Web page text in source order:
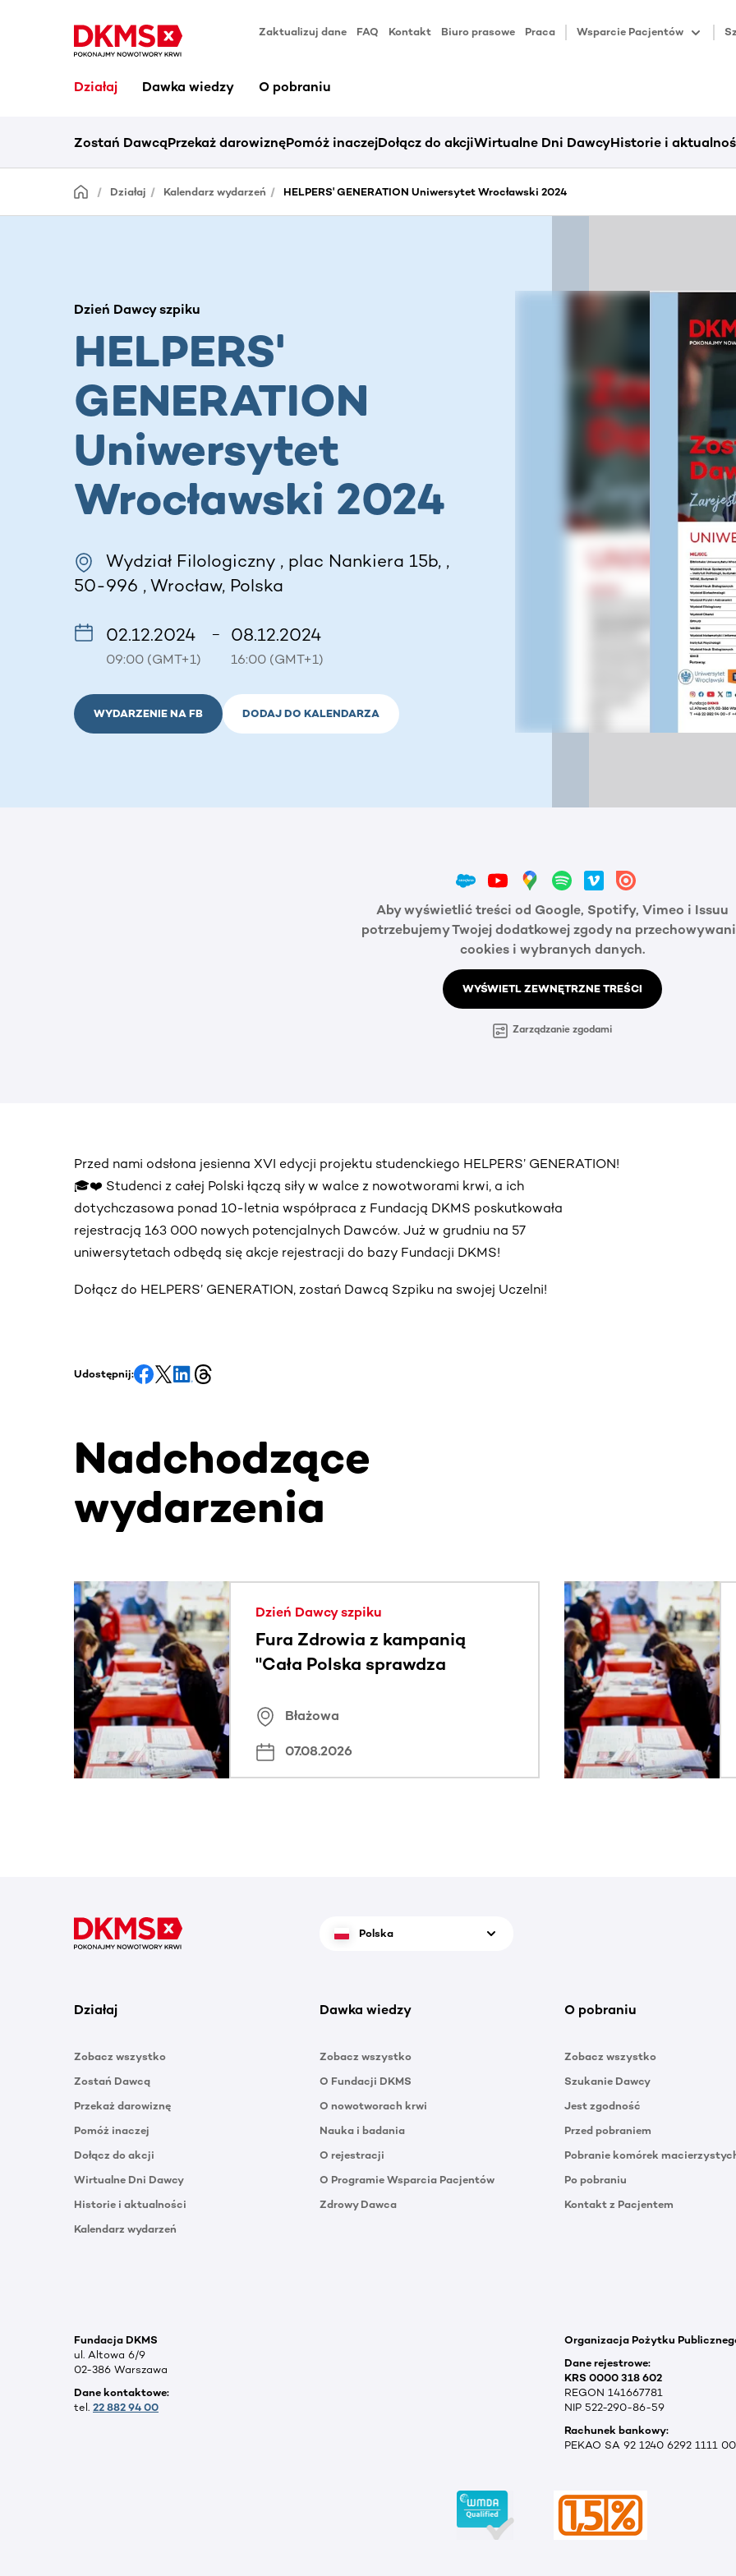
Zaktualizuj dane FAQ Kontakt Biuro prasowe Praca Wsparcie Pacjentów
Działaj Dawka wiedzy O pobraniu
Zostań DawcąPrzekaż darowiznęPomóż inaczejDołącz do akcjiWirtualne Dni DawcyHistorie i
Działaj Kalendarz wydarzeń HELPERS' GENERATION Uniwersytet Wrocławski 2024
Dzień Dawcy szpiku
HELPERS'
GENERATION
Uniwersytet
Wrocławski 2024
Wydział Filologiczny , plac Nankiera 15b, ,
50-996 , Wrocław, Polska
02.12.2024
09:00 (GMT+1)
– 08.12.2024
16:00 (GMT+1)
WYDARZENIE NA FB DODAJ DO KALENDARZA
Aby wyświetlić treści od Google, Spotify, Vimeo i Issuu
potrzebujemy Twojej dodatkowej zgody na
cookies i wybranych danych.
WYŚWIETL ZEWNĘTRZNE TREŚCI
Zarządzanie zgodami
Przed nami odsłona jesienna XVI edycji projektu studenckiego HELPERS’ GENERATION!
🎓❤️ Studenci z całej Polski łączą siły w walce z nowotworami krwi, a ich
dotychczasowa ponad 10-letnia współpraca z Fundacją DKMS poskutkowała
rejestracją 163 000 nowych potencjalnych Dawców. Już w grudniu na 57
uniwersytetach odbędą się akcje rejestracji do bazy Fundacji DKMS!
Dołącz do HELPERS’ GENERATION, zostań Dawcą Szpiku na swojej Uczelni!
Udostępnij:
Nadchodzące
wydarzenia
Ta sekcja zawiera treści przewijane w poziomie. Użyj klawisza Tab lub przesuń palcem, aby zobaczyć
Dzień Dawcy szpiku
Fura Zdrowia z kampanią
"Cała Polska sprawdza
Błażowa
07.08.2026
Polska
Działaj
Zobacz wszystko
Zostań Dawcą
Przekaż darowiznę
Pomóż inaczej
Dołącz do akcji
Wirtualne Dni Dawcy
Historie i aktualności
Kalendarz wydarzeń
Dawka wiedzy
Zobacz wszystko
O Fundacji DKMS
O nowotworach krwi
Nauka i badania
O rejestracji
O Programie Wsparcia Pacjentów
Zdrowy Dawca
O pobraniu
Zobacz wszystko
Szukanie Dawcy
Jest zgodność
Przed pobraniem
Pobranie komórek
Po pobraniu
Kontakt z Pacjentem
Fundacja DKMS
ul. Altowa 6/9
02-386 Warszawa
Dane kontaktowe:
tel. 22 882 94 00
Organizacja Pożytku
Dane rejestrowe:
KRS 0000 318 602
REGON 141667781
NIP 522-290-86-59
Rachunek bankowy:
PEKAO SA 92 1240 6292 1111